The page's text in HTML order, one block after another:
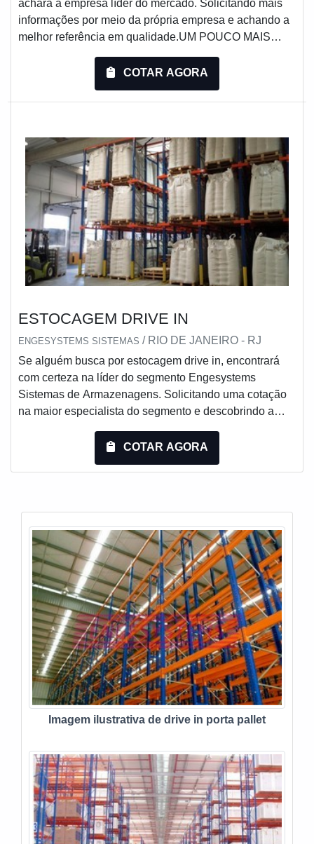
achará a empresa líder do mercado. Solicitando mais
informações por meio da própria empresa e achando a
melhor referência em qualidade.UM POUCO MAIS
armazenagem drive in em uma empresa comprometida
com seus serviços, acha o site da Engesystems
Sistemas de Armazenagens. Disponibilizando para os
COTAR AGORA
ESTOCAGEM DRIVE IN
ENGESYSTEMS SISTEMAS / RIO DE JANEIRO - RJ
Se alguém busca por estocagem drive in, encontrará
com certeza na líder do segmento Engesystems
Sistemas de Armazenagens. Solicitando uma cotação
na maior especialista do segmento e descobrindo a
INTERESSANTES SOBRE ESTOCAGEM DRIVE
INSe alguém procurar por estocagem drive in em uma
tem em seu escopo ...
COTAR AGORA
Imagem ilustrativa de drive in porta pallet